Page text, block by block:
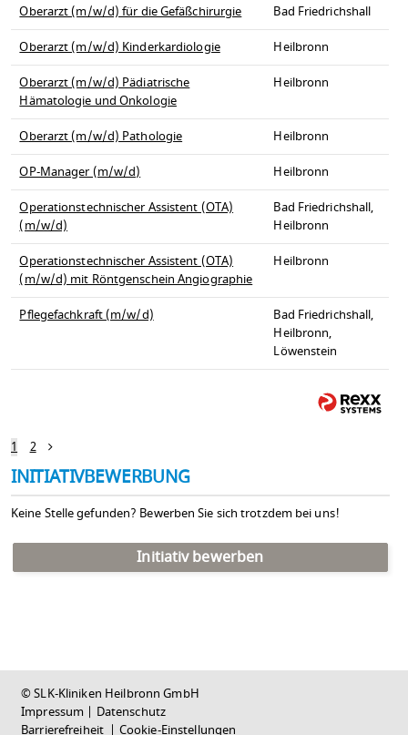
Oberarzt (m/w/d) für die Gefäßchirurgie
Bad Friedrichshall
Oberarzt (m/w/d) Kinderkardiologie
Heilbronn
Oberarzt (m/w/d) Pädiatrische
Hämatologie und Onkologie
Heilbronn
Oberarzt (m/w/d) Pathologie
Heilbronn
OP-Manager (m/w/d)
Heilbronn
Operationstechnischer Assistent (OTA)
(m/w/d)
Bad Friedrichshall,
Heilbronn
Operationstechnischer Assistent (OTA)
(m/w/d) mit Röntgenschein Angiographie
Heilbronn
Pflegefachkraft (m/w/d)
Bad Friedrichshall,
Heilbronn,
Löwenstein
1 2
INITIATIVBEWERBUNG
Keine Stelle gefunden? Bewerben Sie sich trotzdem bei uns!
Initiativ bewerben
© SLK-Kliniken Heilbronn GmbH
Impressum | Datenschutz
Barrierefreiheit | Cookie-Einstellungen